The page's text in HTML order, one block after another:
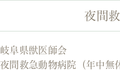
夜間
岐阜県獣医師会
夜間救急動物病院（年中無